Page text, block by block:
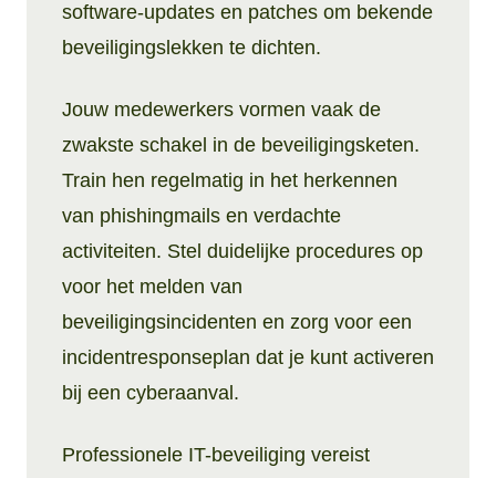
software-updates en patches om bekende
beveiligingslekken te dichten.
Jouw medewerkers vormen vaak de
zwakste schakel in de beveiligingsketen.
Train hen regelmatig in het herkennen
van phishingmails en verdachte
activiteiten. Stel duidelijke procedures op
voor het melden van
beveiligingsincidenten en zorg voor een
incidentresponseplan dat je kunt activeren
bij een cyberaanval.
Professionele IT-beveiliging vereist